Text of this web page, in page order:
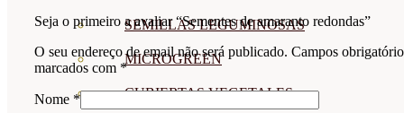
SEMILLAS LEGUMINOSAS
MICROGREEN
CUBIERTAS VEGETALES
Seja o primeiro a avaliar “Sementes de amaranto redondas”
O seu endereço de email não será publicado. Campos
marcados com *
Nome *